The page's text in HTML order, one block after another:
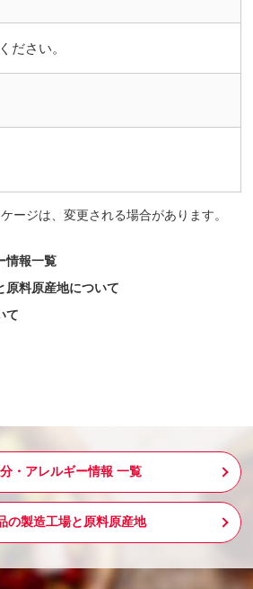
ださい。
ージは、変更される場合があります。
情報一覧
原料原産地について
て
・アレルギー情報 一覧
の製造工場と原料原産地